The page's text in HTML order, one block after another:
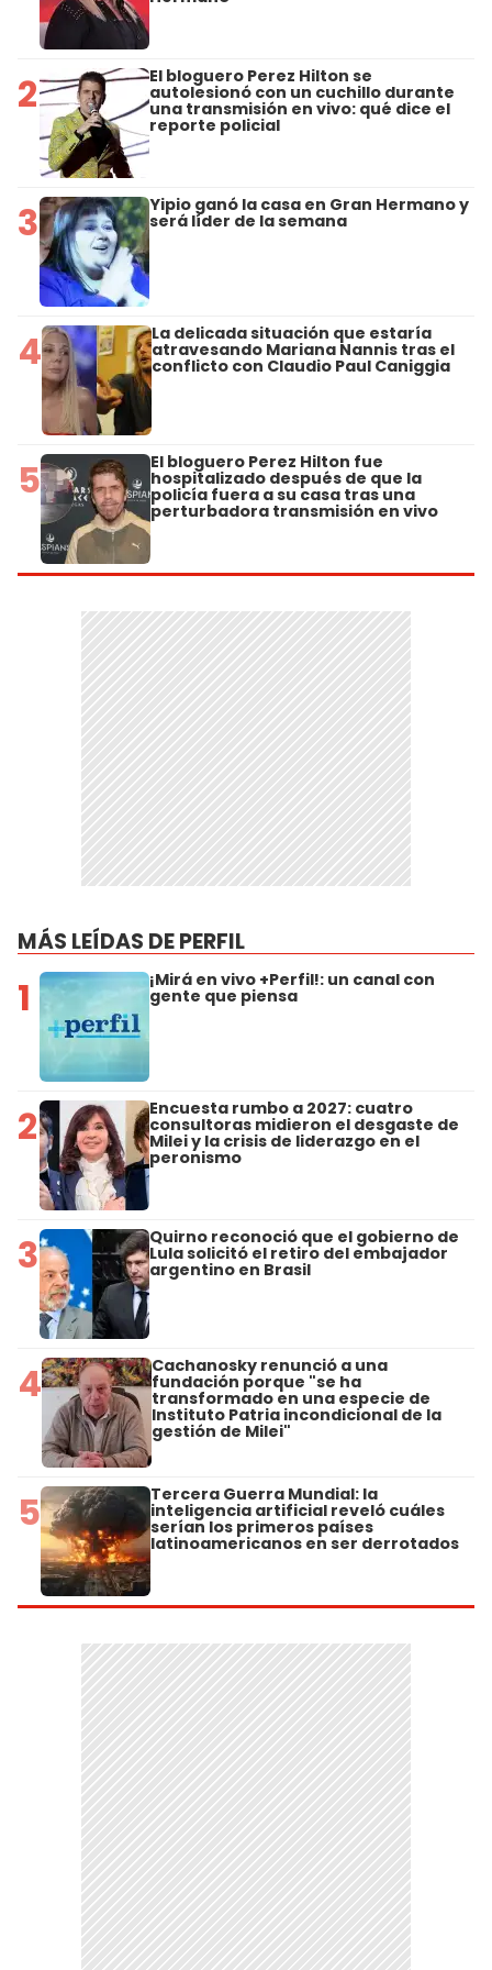
2 El bloguero Perez Hilton se
autolesionó con un cuchillo durante
una transmisión en vivo: qué dice el
reporte policial
3 Yipio ganó la casa en Gran Hermano y
será líder de la semana
4 La delicada situación que estaría
atravesando Mariana Nannis tras el
conflicto con Claudio Paul Caniggia
5 El bloguero Perez Hilton fue
hospitalizado después de que la
policía fuera a su casa tras una
perturbadora transmisión en vivo
MÁS LEÍDAS DE PERFIL
1 ¡Mirá en vivo +Perfil!: un canal con
gente que piensa
2 Encuesta rumbo a 2027: cuatro
consultoras midieron el desgaste de
Milei y la crisis de liderazgo en el
peronismo
3 Quirno reconoció que el gobierno de
Lula solicitó el retiro del embajador
argentino en Brasil
4 Cachanosky renunció a una
fundación porque "se ha
transformado en una especie de
Instituto Patria incondicional de la
gestión de Milei"
5 Tercera Guerra Mundial: la
inteligencia artificial reveló cuáles
serían los primeros países
latinoamericanos en ser derrotados